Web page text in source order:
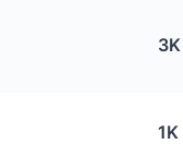
3K
1K